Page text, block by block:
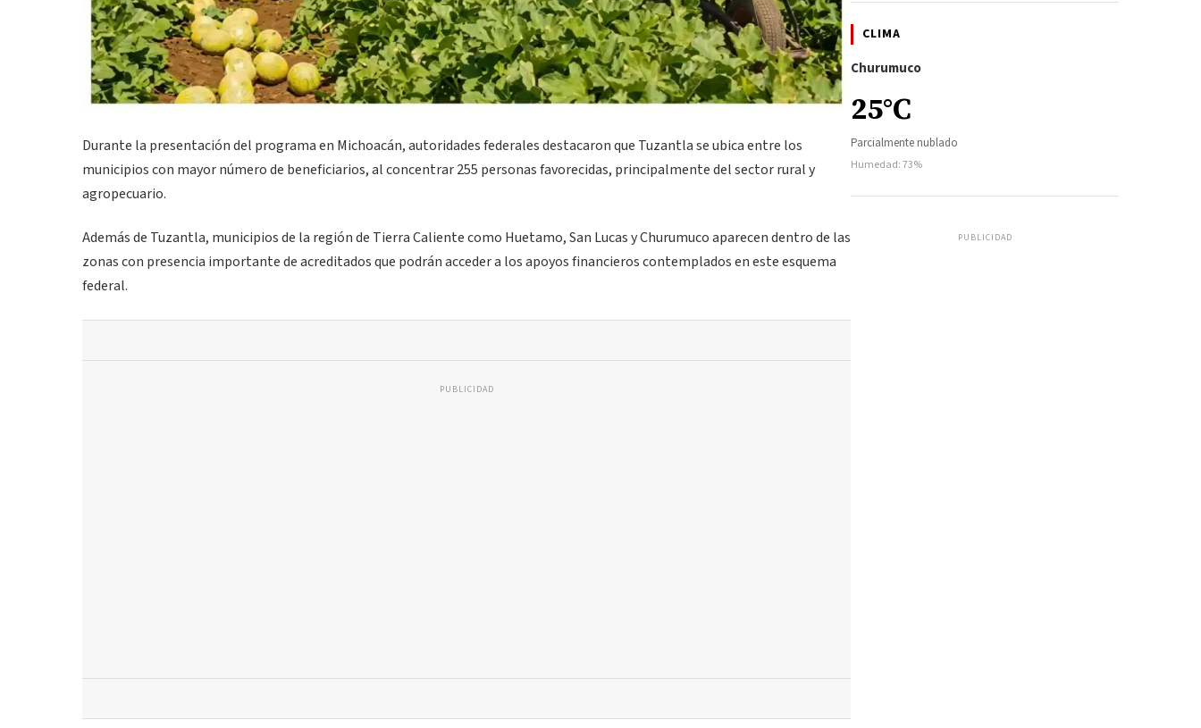
Durante la presentación del programa en Michoacán, autoridades federales destacaron que Tuzantla se ubica entre los
municipios con mayor número de beneficiarios, al concentrar 255 personas favorecidas, principalmente del sector rural y
agropecuario.
Además de Tuzantla, municipios de la región de Tierra Caliente como Huetamo, San Lucas y Churumuco aparecen dentro de las
zonas con presencia importante de acreditados que podrán acceder a los apoyos financieros contemplados en este esquema
federal.
PUBLICIDAD
CLIMA
Churumuco
25°C
Parcialmente nublado
Humedad: 73%
PUBLICIDAD